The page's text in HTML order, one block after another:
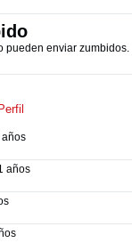
pueden enviar zumbidos. |
años
años